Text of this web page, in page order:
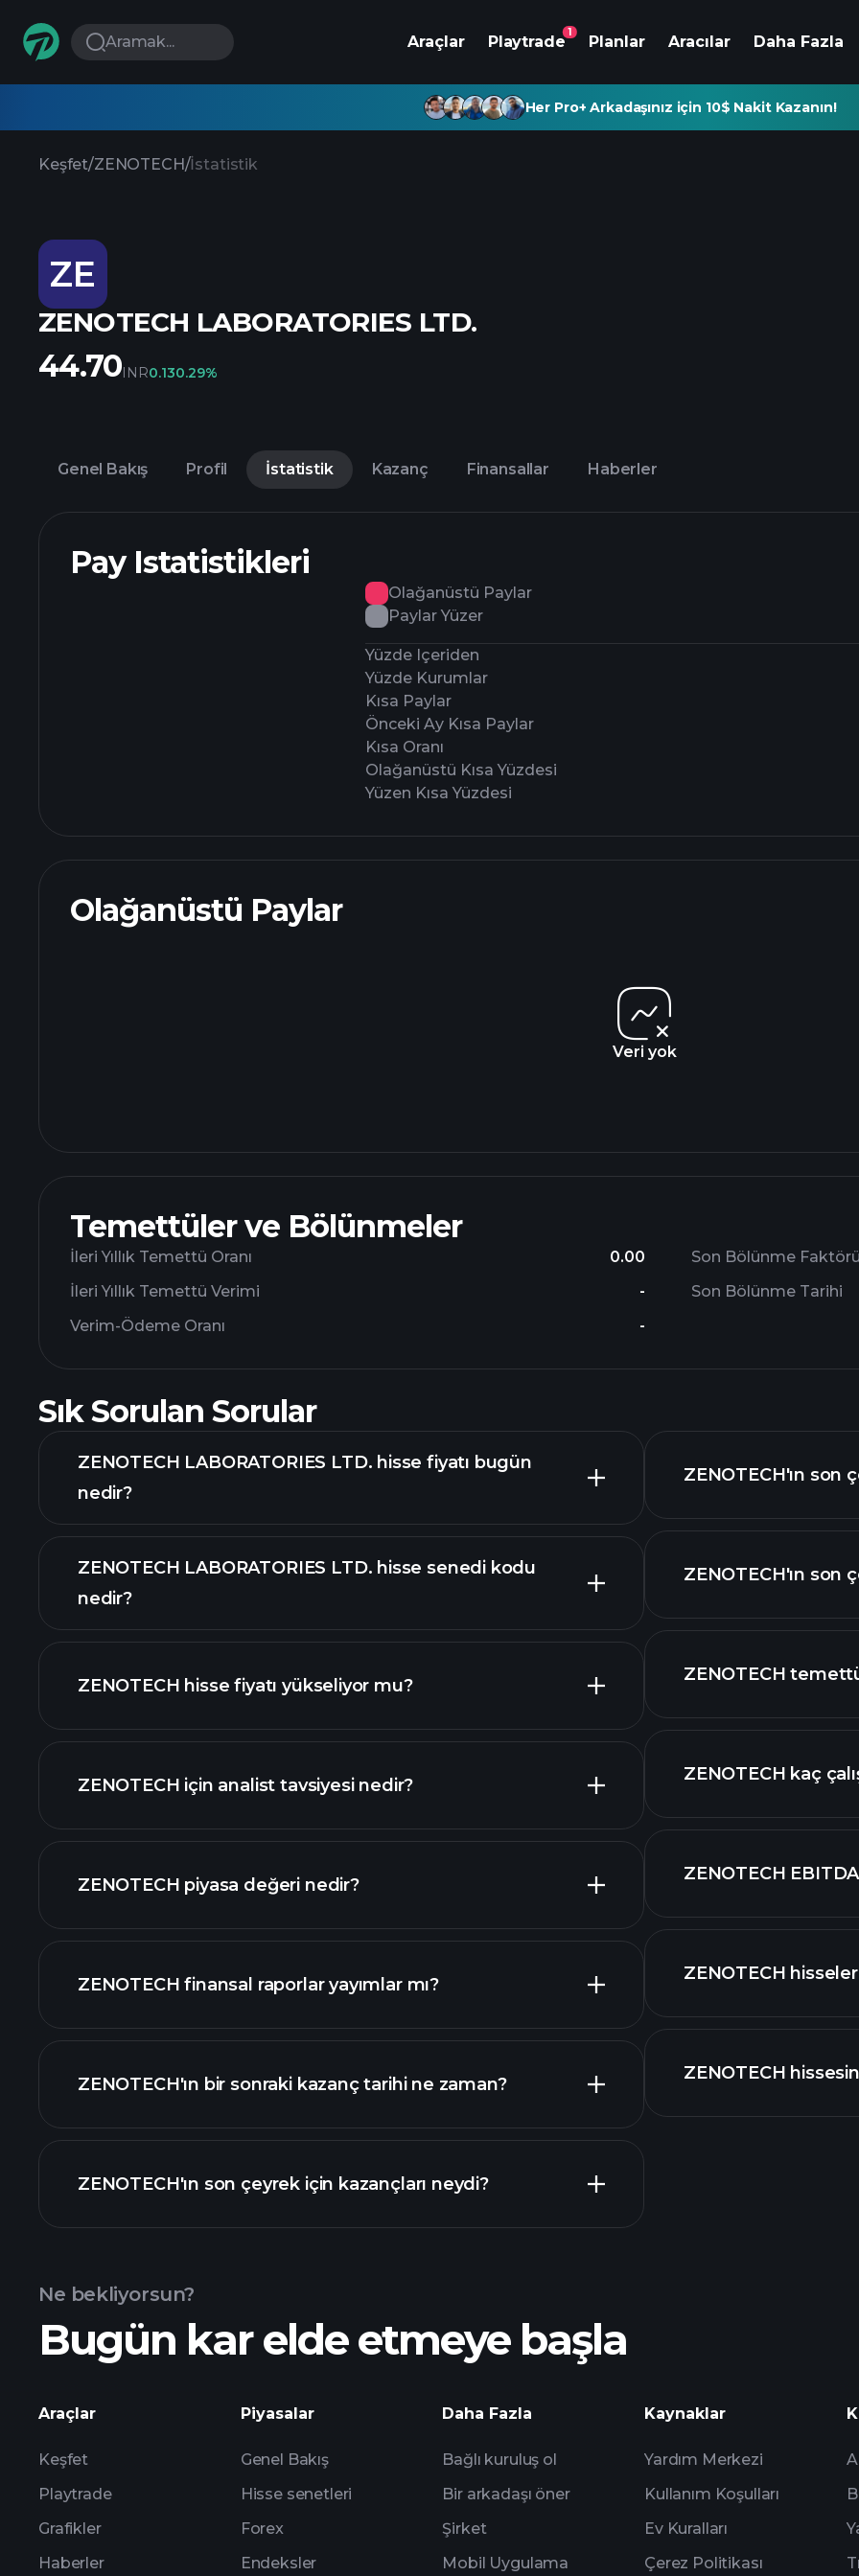
Aramak... Araçlar Playtrade
1
Planlar Aracılar Daha Fazla
Her Pro+ Arkadaşınız için 10$ Nakit Kazanın!
Keşfet/ZENOTECH/İstatistik
ZE
ZENOTECH LABORATORIES LTD.
44.70INR0.130.29%
Genel Bakış Profil İstatistik Kazanç Finansallar Haberler
Pay Istatistikleri
Olağanüstü Paylar
Paylar Yüzer
Yüzde Içeriden
Yüzde Kurumlar
Kısa Paylar
Önceki Ay Kısa Paylar
Kısa Oranı
Olağanüstü Kısa Yüzdesi
Yüzen Kısa Yüzdesi
Olağanüstü Paylar
Veri yok
Temettüler ve Bölünmeler
İleri Yıllık Temettü Oranı
0.00
İleri Yıllık Temettü Verimi
-
Verim-Ödeme Oranı
-
Son Bölünme
Son Bölünme Tarihi
Sık Sorulan Sorular
ZENOTECH LABORATORIES LTD. hisse fiyatı bugün
nedir?
gelişmiş grafik
ZENOTECH LABORATORIES LTD. hisse senedi kodu
nedir?
ZENOTECH hisse fiyatı yükseliyor mu?
ZENOTECH grafik
ZENOTECH için analist tavsiyesi nedir?
ZENOTECH piyasa değeri nedir?
ZENOTECH finansal raporlar yayımlar mı?
ZENOTECH finansal verilerini
ZENOTECH'ın bir sonraki kazanç tarihi ne zaman?
Kazanç Takvimi
ZENOTECH'ın son çeyrek için kazançları neydi?
ZENOTECH kazançları
ZENOTECH'ın son
mali
ZENOTECH'ın son
ZENOTECH
yüksek temettü
ZENOTECH kaç
ZENOTECH
ZENOTECH hisseleri
ZENOTECH
Watchlist'leri
Ne bekliyorsun?
Bugün kar elde etmeye başla
Araçlar
Keşfet
Playtrade
Grafikler
Haberler
Piyasalar
Genel Bakış
Hisse senetleri
Forex
Endeksler
Daha Fazla
Bağlı kuruluş ol
Bir arkadaşı öner
Şirket
Mobil Uygulama
Kaynaklar
Yardım Merkezi
Kullanım Koşulları
Ev Kuralları
Çerez Politikası